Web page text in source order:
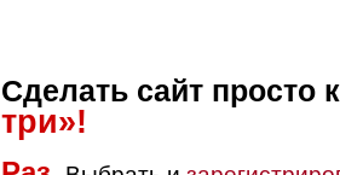
Сделать сайт просто
три»!